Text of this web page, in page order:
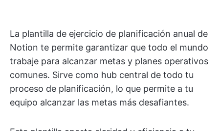
La plantilla de ejercicio de planificación anual de
Notion te permite garantizar que todo el mundo
trabaje para alcanzar metas y planes operativos
comunes. Sirve como hub central de todo tu
proceso de planificación, lo que permite a tu
equipo alcanzar las metas más desafiantes.